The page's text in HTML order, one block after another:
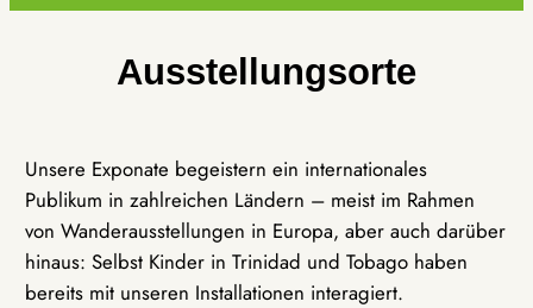
Ausstellungsorte
Unsere Exponate begeistern ein internationales
Publikum in zahlreichen Ländern – meist im Rahmen
von Wanderausstellungen in Europa, aber auch darüber
hinaus: Selbst Kinder in Trinidad und Tobago haben
bereits mit unseren Installationen interagiert.